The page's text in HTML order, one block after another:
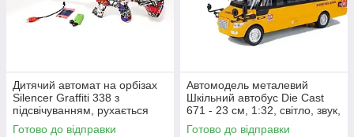
Дитячий автомат на орбізах
Silencer Graffiti 338 з
підсвічуванням, рухається
затвор, акумулятор 7.4V
Готово до відправки
Автомодель металевий
Шкільний автобус Die Cast
671 - 23 см, 1:32, світло, звук,
інерція
Готово до відправки